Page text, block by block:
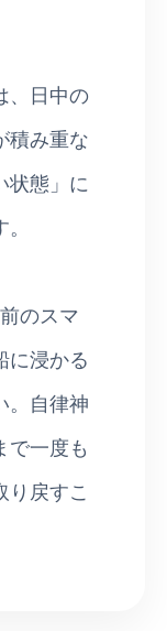
、日中の
積み重な
状態」に
のスマ
に浸かる
。自律神
で一度も
戻すこ